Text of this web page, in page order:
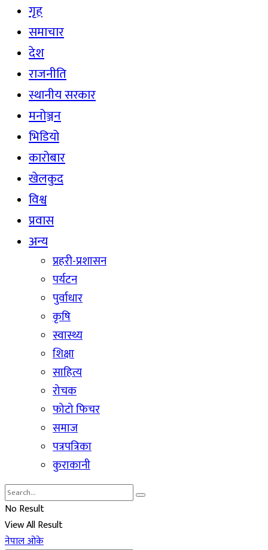
गृह
समाचार
देश
राजनीति
स्थानीय सरकार
मनोञ्जन
भिडियो
कारोबार
खेलकुद
विश्व
प्रवास
अन्य
प्रहरी-प्रशासन
पर्यटन
पुर्वाधार
कृषि
स्वास्थ्य
शिक्षा
साहित्य
रोचक
फोटो फिचर
समाज
पत्रपत्रिका
कुराकानी
No Result
View All Result
नेपाल ओके